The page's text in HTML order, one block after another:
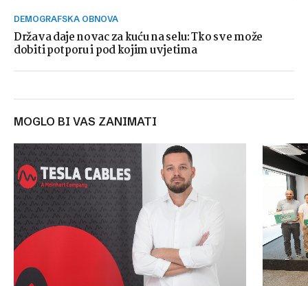
DEMOGRAFSKA OBNOVA
Država daje novac za kuću na selu: Tko sve može
dobiti potporu i pod kojim uvjetima
MOGLO BI VAS ZANIMATI